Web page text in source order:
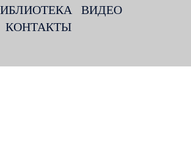
ВИДЕО
КОНТАКТЫ